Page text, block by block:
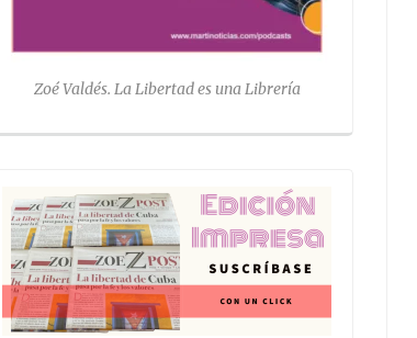
Zoé Valdés. La Libertad es una Librería